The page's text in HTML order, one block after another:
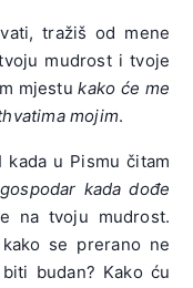
tražiš od mene
mudrost i tvoje
mjestu kako će me
mojim.
u Pismu čitam
kada dođe
na tvoju mudrost.
se prerano ne
budan? Kako ću